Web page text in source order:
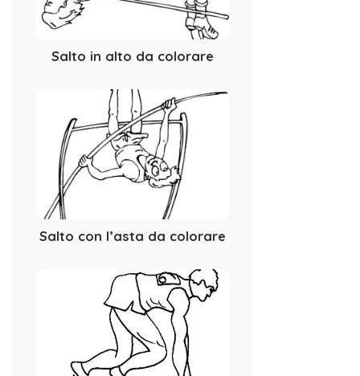
Salto in alto da colorare
Salto con l’asta da colorare